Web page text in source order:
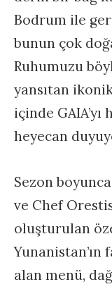
Bodrum ile
bunun çok
Ruhumuzu
yansıtan
içinde
heyecan
Sezon
ve Chef
oluşturulan
alan menü,